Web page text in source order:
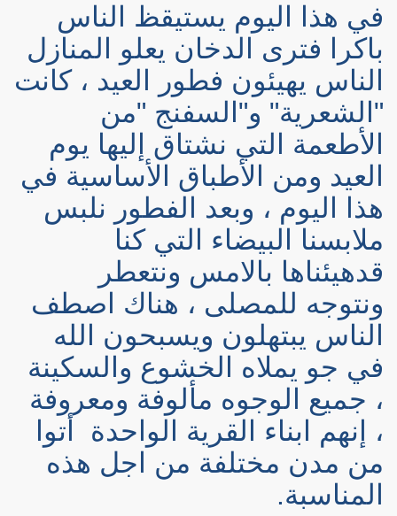
في هذا اليوم يستيقظ الناس
باكرا فترى الدخان يعلو المنازل
الناس يهيئون فطور العيد ، كانت
"الشعرية" و"السفنج "من
الأطعمة التي نشتاق إليها يوم
العيد ومن الأطباق الأساسية في
هذا اليوم ، وبعد الفطور نلبس
ملابسنا البيضاء التي كنا
قدهيئناها بالامس ونتعطر
ونتوجه للمصلى ، هناك اصطف
الناس يبتهلون ويسبحون الله
في جو يملاه الخشوع والسكينة
، جميع الوجوه مألوفة ومعروفة
، إنهم ابناء القرية الواحدة
أتوا
من مدن مختلفة من اجل هذه
المناسبة.